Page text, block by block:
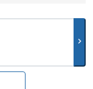
chevron_right